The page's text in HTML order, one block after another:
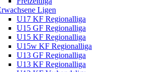
Ligen
U17 KF Regionalliga
U15 GF Regionalliga
U15 KF Regionalliga
U15w KF Regionalliga
U13 GF Regionalliga
U13 KF Regionalliga